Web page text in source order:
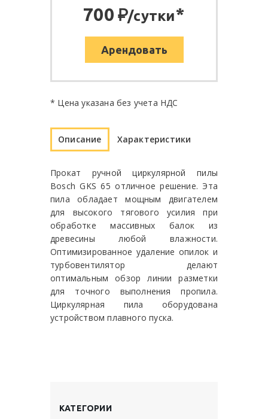
700:/сутки*
Арендовать
* Цена указана без учета НДС
Описание Характеристики
Прокат ручной циркулярной пилы
Bosch GKS 65 отличное решение. Эта
пила обладает мощным двигателем
для высокого тягового усилия при
обработке массивных балок из
древесины любой влажности.
Оптимизированное удаление опилок и
турбовентилятор делают
оптимальным обзор линии разметки
для точного выполнения пропила.
Циркулярная пила оборудована
устройством плавного пуска.
КАТЕГОРИИ